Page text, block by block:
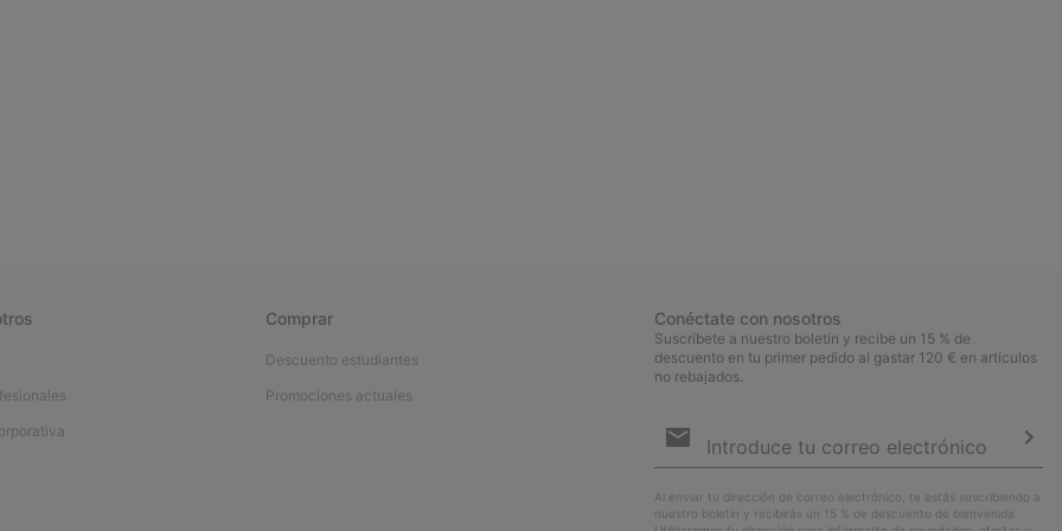
Comprar
Descuento estudiantes
Promociones actuales
Conéctate con nosotros
Suscríbete a nuestro boletín y recibe un 15 % de
descuento en tu primer pedido al gastar 120 € en artículos
no rebajados.
de
Al enviar tu dirección de correo electrónico, te estás suscribiendo a
nuestro boletín y recibirás un 15 % de descuento de bienvenida.